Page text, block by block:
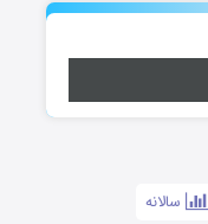
سالانه